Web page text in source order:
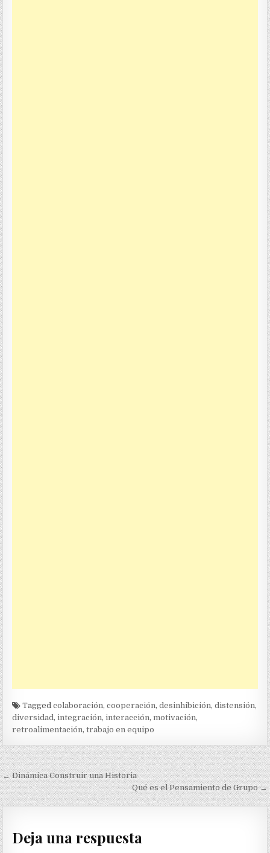
Taggedcolaboración,cooperación,desinhibición,distensión,
diversidad,integración,interacción, motivación,
retroalimentación,trabajo en equipo
Navegación
de
entradas
← Dinámica Construir una Historia
Qué es el Pensamiento de Grupo →
Deja una respuesta